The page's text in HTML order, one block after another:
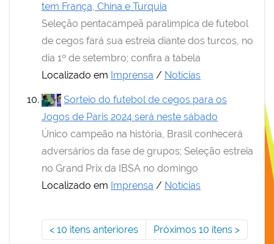
tem França, China e Turquia
Seleção pentacampeã paralímpica de futebol
de cegos fará sua estreia diante dos turcos, no
dia 1º de setembro; confira a tabela
Localizado em Imprensa / Notícias
Sorteio do futebol de cegos para os
Jogos de Paris 2024 será neste sábado
Único campeão na história, Brasil conhecerá
adversários da fase de grupos; Seleção estreia
no Grand Prix da IBSA no domingo
Localizado em Imprensa / Notícias
10 itens anteriores Próximos 10 itens